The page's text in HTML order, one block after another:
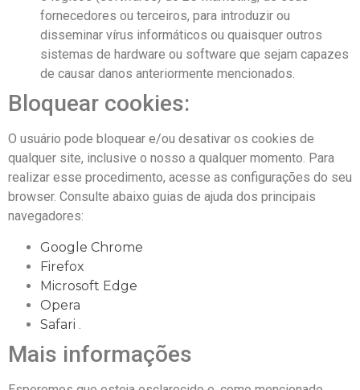
fornecedores ou terceiros, para introduzir ou
disseminar vírus informáticos ou quaisquer outros
sistemas de hardware ou software que sejam capazes
de causar danos anteriormente mencionados.
Bloquear cookies:
O usuário pode bloquear e/ou desativar os cookies de
qualquer site, inclusive o nosso a qualquer momento. Para
realizar esse procedimento, acesse as configurações do seu
browser. Consulte abaixo guias de ajuda dos principais
navegadores:
Google Chrome
Firefox
Microsoft Edge
Opera
Safari .
Mais informações